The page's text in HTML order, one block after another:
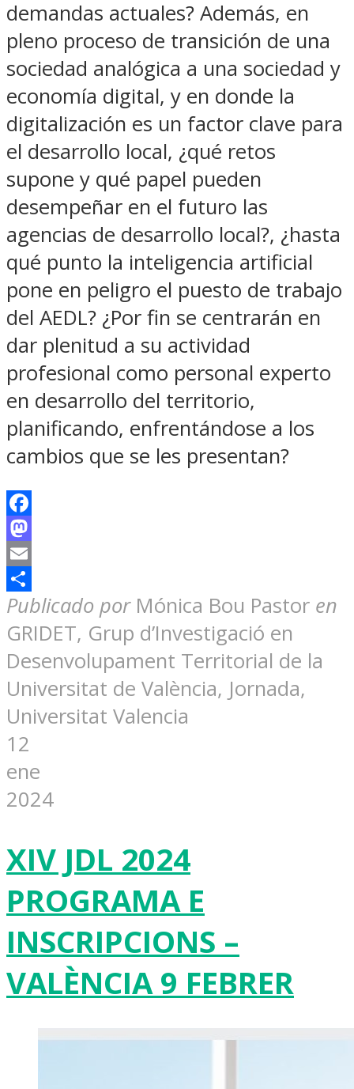
demandas actuales? Además, en
pleno proceso de transición de una
sociedad analógica a una sociedad y
economía digital, y en donde la
digitalización es un factor clave para
el desarrollo local, ¿qué retos
supone y qué papel pueden
desempeñar en el futuro las
agencias de desarrollo local?, ¿hasta
qué punto la inteligencia artificial
pone en peligro el puesto de trabajo
del AEDL? ¿Por fin se centrarán en
dar plenitud a su actividad
profesional como personal experto
en desarrollo del territorio,
planificando, enfrentándose a los
cambios que se les presentan?
Facebook
Mastodon
Email
Compartir
Publicado por Mónica Bou Pastor en
GRIDET, Grup d’Investigació en
Desenvolupament Territorial de la
Universitat de València, Jornada,
Universitat Valencia
12
ene
2024
XIV JDL 2024
PROGRAMA E
INSCRIPCIONS –
VALÈNCIA 9 FEBRER